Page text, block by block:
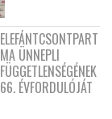
ELEFÁNTCSONTPART
MA ÜNNEPLI
FÜGGETLENSÉGÉNEK
66. ÉVFORDULÓJÁT